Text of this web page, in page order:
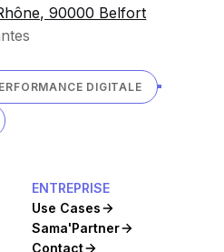
90000 Belfort
DIGITALE
ENTREPRISE
Use Cases
Sama'Partner
Contact